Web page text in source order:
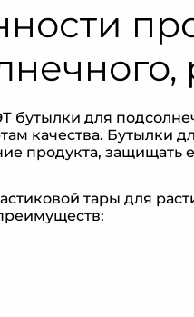
бутылки для
качества. Бутылки
продукта, защищать
тары для